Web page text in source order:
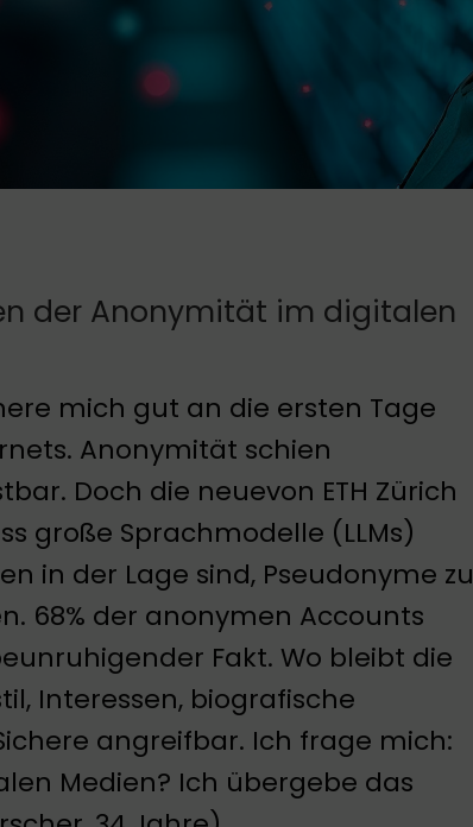
der Anonymität im digitalen
mich gut an die ersten Tage
Anonymität schien
Doch die neuevon ETH Zürich
große Sprachmodelle (LLMs)
in der Lage sind, Pseudonyme zu
68% der anonymen Accounts
Fakt. Wo bleibt die
Interessen, biografische
angreifbar. Ich frage mich:
Medien? Ich übergebe das